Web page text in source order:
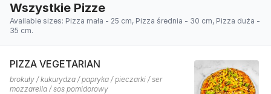
Wszystkie Pizze
Available sizes: Pizza mała - 25 cm, Pizza średnia - 30 cm, Pizza duża -
35 cm.
PIZZA VEGETARIAN
brokuły / kukurydza / papryka / pieczarki / ser
mozzarella / sos pomidorowy